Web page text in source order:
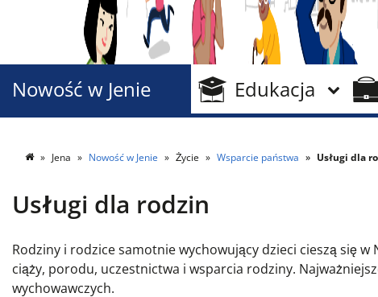
Edukacja
Nowość w Jenie
Jena Nowość w Jenie Życie Wsparcie państwa Usługi dla
Usługi dla rodzin
Rodziny i rodzice samotnie wychowujący dzieci cieszą się
ciąży, porodu, uczestnictwa i wsparcia rodziny.
wychowawczych.